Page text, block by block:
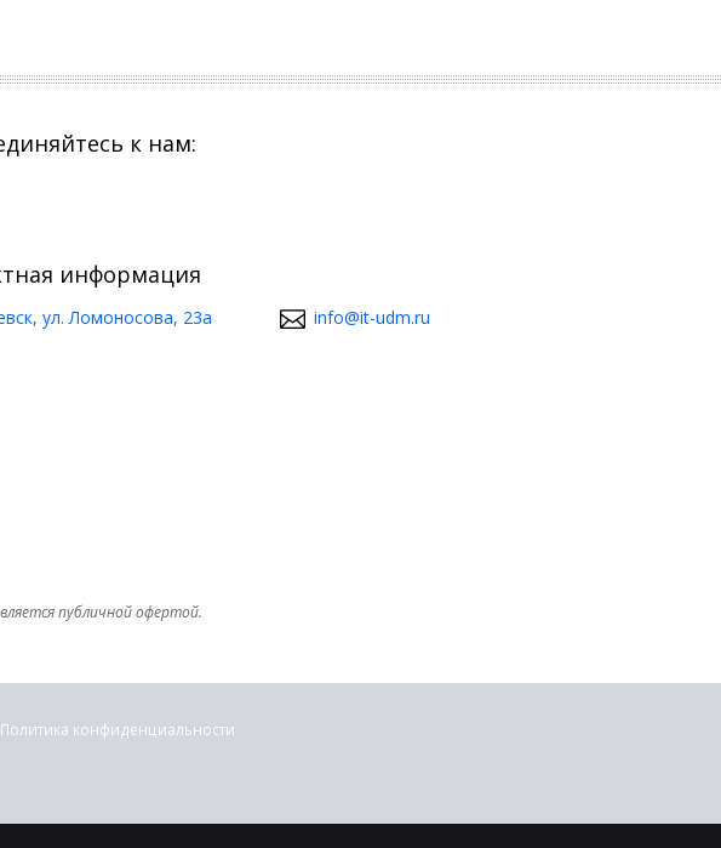
к нам:
информация
ул. Ломоносова, 23а info@it-udm.ru
публичной офертой.
Политика конфиденциальности